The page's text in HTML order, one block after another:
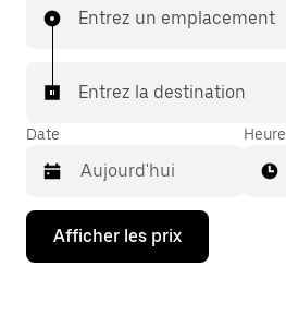
Entrez un emplacement
Entrez la destination
Date
Appuyez
la
Heure
Afficher les prix